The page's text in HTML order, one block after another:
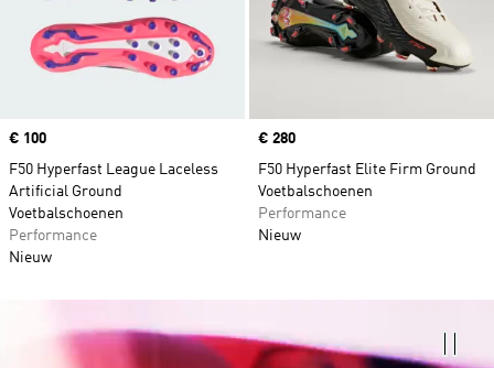
Price
€ 100
F50 Hyperfast League Laceless
Artificial Ground
Voetbalschoenen
Performance
Nieuw
Price
€ 280
F50 Hyperfast Elite Firm Ground
Voetbalschoenen
Performance
Nieuw